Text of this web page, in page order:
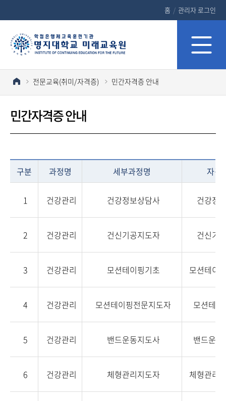
홈 / 관리자 로그인
전문교육(취미/자격증) 민간자격증 안내
민간자격증 안내
구분 과정명 세부과정명 자격
1 건강관리 건강정보상담사 건강정
2 건강관리 건신기공지도자 건신기
3 건강관리 모션테이핑기초 모션테이
4 건강관리 모션테이핑전문지도자 모션테
5 건강관리 밴드운동지도사 밴드운
6 건강관리 체형관리지도자 체형관리